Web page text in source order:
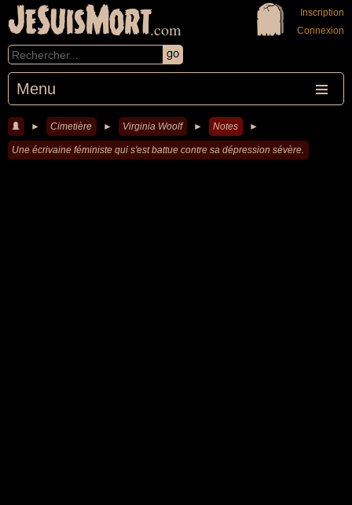
JeSuisMort.com
Menu
Inscription
Connexion
► Cimetière ► Virginia Woolf ► Notes ►
Une écrivaine féministe qui s'est battue contre sa dépression sévère.